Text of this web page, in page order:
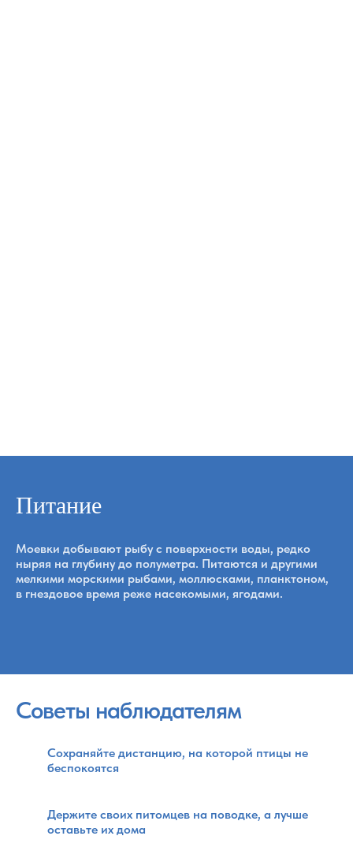
Питание
Моевки добывают рыбу с поверхности воды, редко
ныряя на глубину до полуметра. Питаются и другими
мелкими морскими рыбами, моллюсками, планктоном,
в гнездовое время реже насекомыми, ягодами.
Советы наблюдателям
Сохраняйте дистанцию, на которой птицы не
беспокоятся
Держите своих питомцев на поводке, а лучше
оставьте их дома